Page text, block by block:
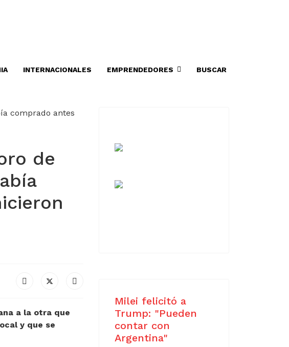
INTERNACIONALES EMPRENDEDORES BUSCAR
de
a la otra que
y que se
Milei felicitó a
Trump: "Pueden
contar con
Argentina"